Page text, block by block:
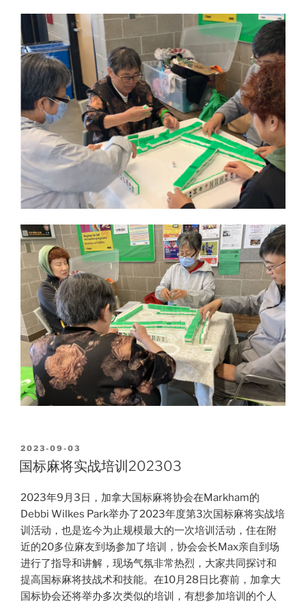
POSTED
ON
2023-09-03
国标麻将实战培训202303
2023年9月3日，加拿大国标麻将协会在Markham的
Debbi Wilkes Park举办了2023年度第3次国标麻将实战培
训活动，也是迄今为止规模最大的一次培训活动，住在附
近的20多位麻友到场参加了培训，协会会长Max亲自到场
进行了指导和讲解，现场气氛非常热烈，大家共同探讨和
提高国标麻将技战术和技能。在10月28日比赛前，加拿大
国标协会还将举办多次类似的培训，有想参加培训的个人